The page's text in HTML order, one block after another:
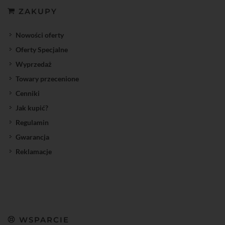
ZAKUPY
Nowości oferty
Oferty Specjalne
Wyprzedaż
Towary przecenione
Cenniki
Jak kupić?
Regulamin
Gwarancja
Reklamacje
WSPARCIE